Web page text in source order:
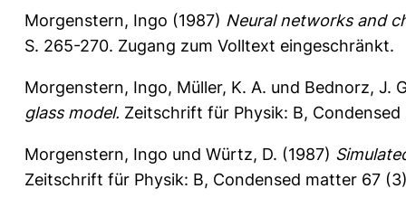
Morgenstern, Ingo (1987) Neural networks and
S. 265-270. Zugang zum Volltext eingeschränkt.
Morgenstern, Ingo, Müller, K. A. und Bednorz, J.
glass model. Zeitschrift für Physik: B,
Morgenstern, Ingo und Würtz, D. (1987)
Zeitschrift für Physik: B, Condensed matter 67